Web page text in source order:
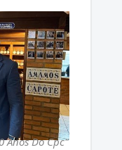
Anos Do Cpc"